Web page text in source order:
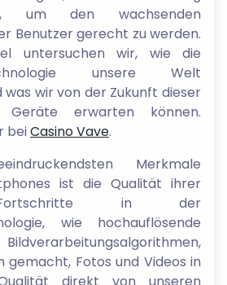
um den wachsenden
Benutzer gerecht zu werden.
untersuchen wir, wie die
unsere Welt
wir von der Zukunft dieser
Geräte erwarten können.
beiCasino Vave.
Merkmale
ist die Qualität ihrer
in der
wie hochauflösende
gemacht, Fotos und Videos in
direkt von unseren